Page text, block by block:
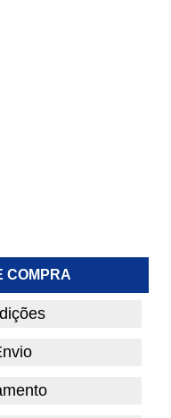
COMPRA